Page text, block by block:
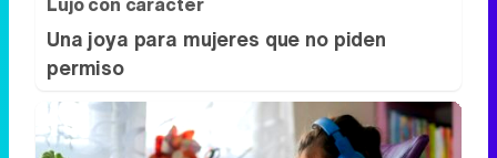
Una joya para mujeres que no piden
permiso